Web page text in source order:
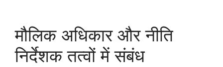
मौलिक अधिकार और नीति
निर्देशक तत्वों में संबंध